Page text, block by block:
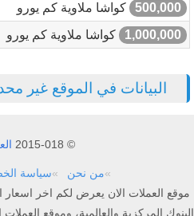
500,000
كواشا ملاوية كم يورو
1,000,000
كواشا ملاوية كم يورو
البيانات في الموقع غير
© 2015-018
من نحن سياسة
موقع العملات الان يعرض لكم اخر اسعار
البنوك المركزية والعالمية، وموقع